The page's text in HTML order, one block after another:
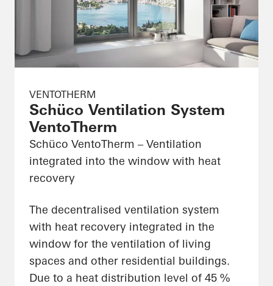
VENTOTHERM
Schüco Ventilation System
VentoTherm
Schüco VentoTherm – Ventilation
integrated into the window with heat
recovery
The decentralised ventilation system
with heat recovery integrated in the
window for the ventilation of living
spaces and other residential buildings.
Due to a heat distribution level of 45 %